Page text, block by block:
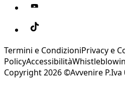
Termini e CondizioniPrivacy e
PolicyAccessibilità
Copyright 2026 ©Avvenire P.Iva